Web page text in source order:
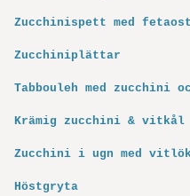
Zucchinispett med fetaost
Zucchiniplättar
Tabbouleh med zucchini
Krämig zucchini & vitkål
Zucchini i ugn med
Höstgryta